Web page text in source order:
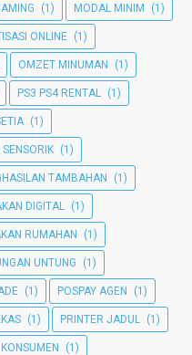
(1) MODAL MINIM (1)
ONLINE (1)
OMZET MINUMAN (1)
PS3 PS4 RENTAL (1)
(1)
(1)
TAMBAHAN (1)
DIGITAL (1)
RUMAHAN (1)
UNTUNG (1)
(1) POSPAY AGEN (1)
(1) PRINTER JADUL (1)
(1)